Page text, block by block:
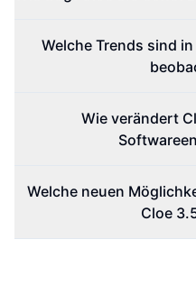
Welche Trends sind
Wie verändert
Welche neuen
Cloe